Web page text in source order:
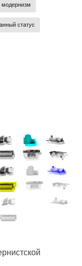
модернизм
статус